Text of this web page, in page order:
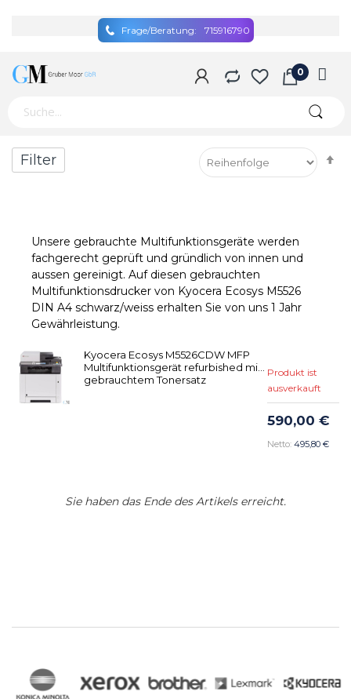
Frage/Beratung: 715916790
Unsere gebrauchte Multifunktionsgeräte werden
fachgerecht geprüft und gründlich von innen und
aussen gereinigt. Auf diesen gebrauchten
Multifunktionsdrucker von Kyocera Ecosys M5526
DIN A4 schwarz/weiss erhalten Sie von uns 1 Jahr
Gewährleistung.
Kyocera Ecosys M5526CDW MFP
Multifunktionsgerät refurbished mit
gebrauchtem Tonersatz
Produkt ist
ausverkauft
590,00 €
495,80 €
Sie haben das Ende des Artikels erreicht.
Filter